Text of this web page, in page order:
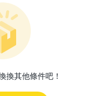
換其他條件吧！